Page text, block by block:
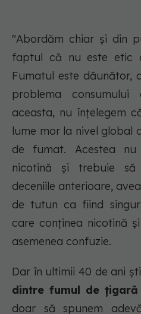
"Abordăm chiar și din
faptul că nu este etic
Fumatul este dăunător,
problema
aceasta, nu înțelegem
lume mor la nivel global
de fumat. Acestea
nicotină și trebuie
deceniile anterioare,
de tutun ca fiind
care conținea nicotină
asemenea confuzie.
Dar în ultimii 40 de ani
dintre fumul de
doar să spunem